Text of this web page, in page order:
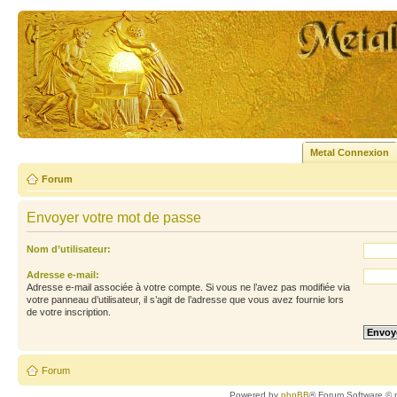
Metal Connexion
Forum
Envoyer votre mot de passe
Nom d’utilisateur:
Adresse e-mail:
Adresse e-mail associée à votre compte. Si vous ne l’avez pas modifiée via
votre panneau d’utilisateur, il s’agit de l’adresse que vous avez fournie lors
de votre inscription.
Forum
Powered byphpBB® Forum Software ©